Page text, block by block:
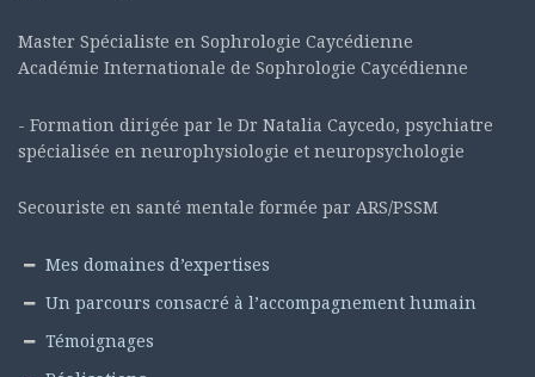
Master Spécialiste en Sophrologie Caycédienne
Académie Internationale de Sophrologie Caycédienne
- Formation dirigée par le Dr Natalia Caycedo, psychiatre
spécialisée en neurophysiologie et neuropsychologie
Secouriste en santé mentale formée par ARS/PSSM
Mes domaines d’expertises
Un parcours consacré à l’accompagnement humain
Témoignages